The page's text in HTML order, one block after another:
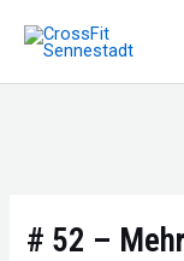
Inhalt
springen
# 52 –